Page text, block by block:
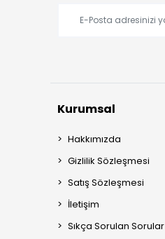
Kurumsal
Hakkımızda
Gizlilik Sözleşmesi
Satış Sözleşmesi
İletişim
Sıkça Sorulan Sorular